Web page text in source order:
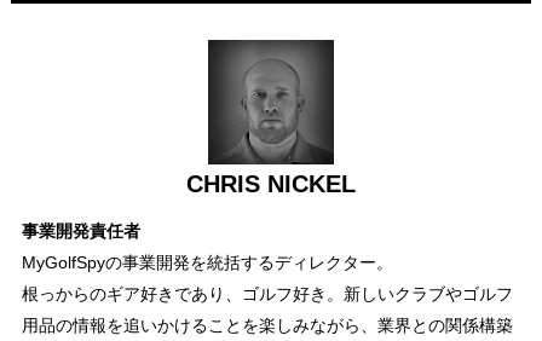
CHRIS NICKEL
事業開発責任者
MyGolfSpyの事業開発を統括するディレクター。
根っからのギア好きであり、ゴルフ好き。新しいクラブやゴルフ
用品の情報を追いかけることを楽しみながら、業界との関係構築